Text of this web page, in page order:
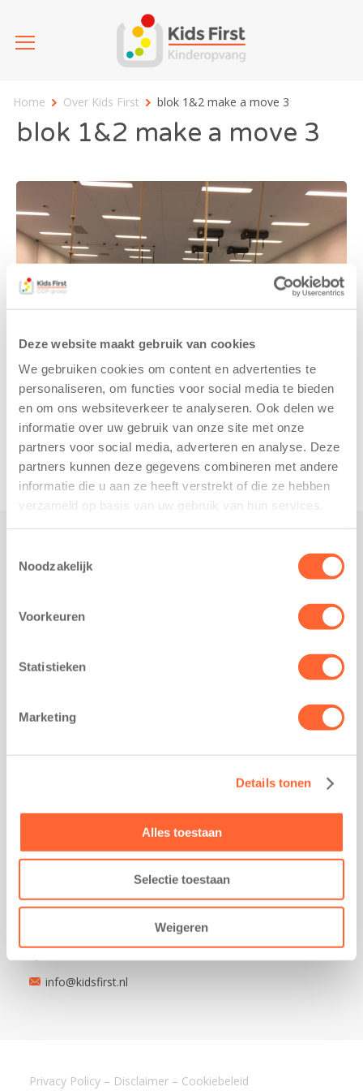
Deze website maakt gebruik van cookies
We gebruiken cookies om content en advertenties te
personaliseren, om functies voor social media te bieden
en om ons websiteverkeer te analyseren. Ook delen we
informatie over uw gebruik van onze site met onze
partners voor social media, adverteren en analyse. Deze
partners kunnen deze gegevens combineren met andere
informatie die u aan ze heeft verstrekt of die ze hebben
verzameld op basis van uw gebruik van hun services.
Noodzakelijk
Voorkeuren
Statistieken
Marketing
Details tonen
Alles toestaan
Selectie toestaan
Weigeren
Home Over Kids First blok 1&2 make a move 3
blok 1&2 make a move 3
Praktisch
Nieuws over Kids First
Opzeggen opvangcontract
Kantoor Groningen
Friesestraatweg 215b
Postbus 1030
Kantoor Assen
Lauwers 4
info@kidsfirst.nl
Privacy Policy – Disclaimer – Cookiebeleid